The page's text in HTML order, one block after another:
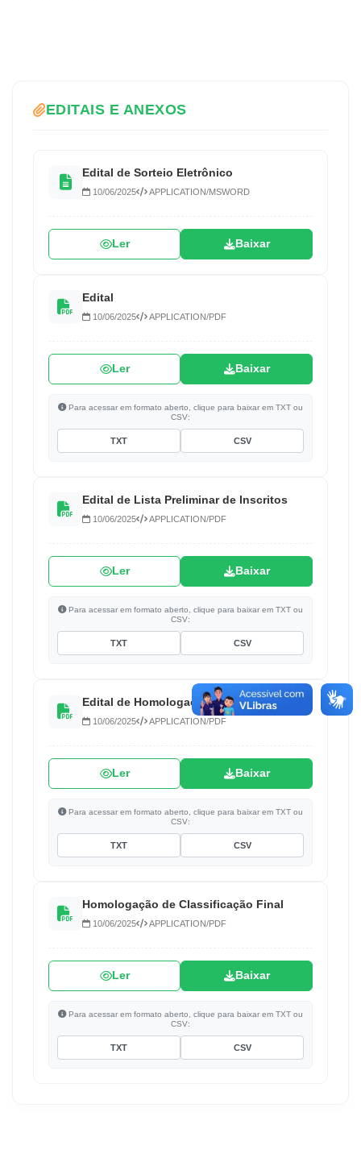
EDITAIS E ANEXOS
Edital de Sorteio Eletrônico
10/06/2025 APPLICATION/MSWORD
Ler Baixar
Edital
10/06/2025 APPLICATION/PDF
Ler Baixar
Para acessar em formato aberto, clique para baixar em TXT ou
CSV:
TXT CSV
Edital de Lista Preliminar de Inscritos
10/06/2025 APPLICATION/PDF
Ler Baixar
Para acessar em formato aberto, clique para baixar em TXT ou
CSV:
TXT CSV
Edital de Homologação Final de Inscritos
10/06/2025 APPLICATION/PDF
Ler Baixar
Para acessar em formato aberto, clique para baixar em TXT ou
CSV:
TXT CSV
Homologação de Classificação Final
10/06/2025 APPLICATION/PDF
Ler Baixar
Para acessar em formato aberto, clique para baixar em TXT ou
CSV:
TXT CSV